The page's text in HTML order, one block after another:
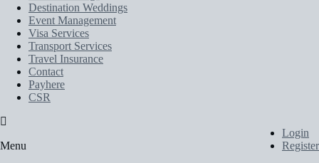
Destination Weddings
Event Management
Visa Services
Transport Services
Travel Insurance
Contact
Payhere
CSR
Login
Register
Menu